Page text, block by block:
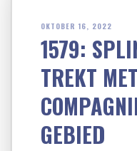
OKTOBER 16, 2022
1579:
TREKT
GEBIED